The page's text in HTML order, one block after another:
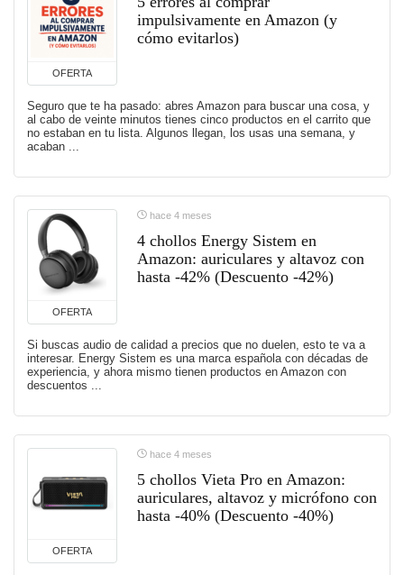
OFERTA
impulsivamente en Amazon (y
cómo evitarlos)
Seguro que te ha pasado: abres Amazon para buscar una cosa, y
al cabo de veinte minutos tienes cinco productos en el carrito que
no estaban en tu lista. Algunos llegan, los usas una semana, y
acaban ...
OFERTA
hace 4 meses
4 chollos Energy Sistem en
Amazon: auriculares y altavoz con
hasta -42% (Descuento -42%)
Si buscas audio de calidad a precios que no duelen, esto te va a
interesar. Energy Sistem es una marca española con décadas de
experiencia, y ahora mismo tienen productos en Amazon con
descuentos ...
OFERTA
hace 4 meses
5 chollos Vieta Pro en Amazon:
auriculares, altavoz y micrófono con
hasta -40% (Descuento -40%)